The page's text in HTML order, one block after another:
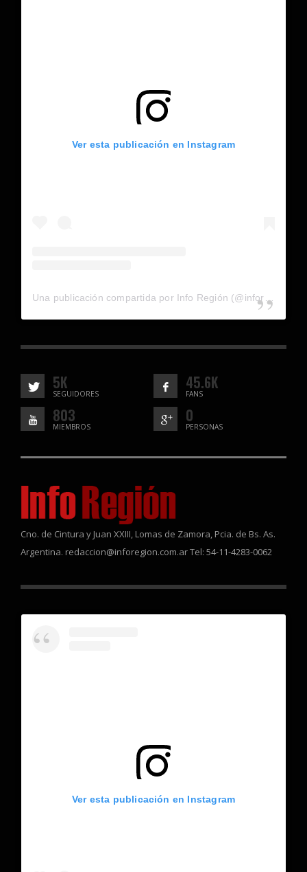
Ver esta publicación en Instagram
5K
SEGUIDORES
45.6K
FANS
803
MIEMBROS
0
PERSONAS
Cno. de Cintura y Juan XXIII, Lomas de Zamora, Pcia. de Bs. As.
Argentina. redaccion@inforegion.com.ar Tel: 54-11-4283-0062
Ver esta publicación en Instagram